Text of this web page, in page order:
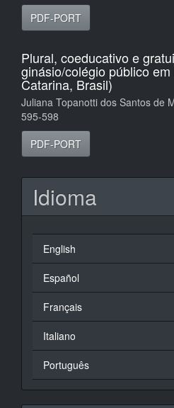
PDF-PORT
Plural, coeducativo e
ginásio/colégio público
Catarina, Brasil)
Juliana Topanotti dos Santos de
595-598
PDF-PORT
Idioma
English
Español
Français
Italiano
Português